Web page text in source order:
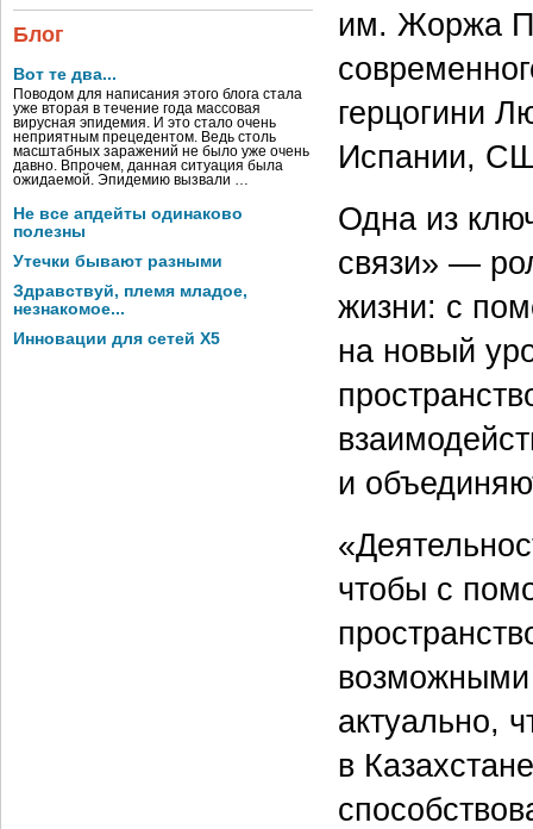
Блог
Вот те два...
Поводом для написания этого блога стала
уже вторая в течение года массовая
вирусная эпидемия. И это стало очень
неприятным прецедентом. Ведь столь
масштабных заражений не было уже очень
давно. Впрочем, данная ситуация была
ожидаемой. Эпидемию вызвали …
Не все апдейты одинаково
полезны
Утечки бывают разными
Здравствуй, племя младое,
незнакомое...
Инновации для сетей X5
им. Жоржа
герцогини
Испании,
Одна из
связи» —
жизни: с
на новый
и
чтобы с
возможными
актуально,
в